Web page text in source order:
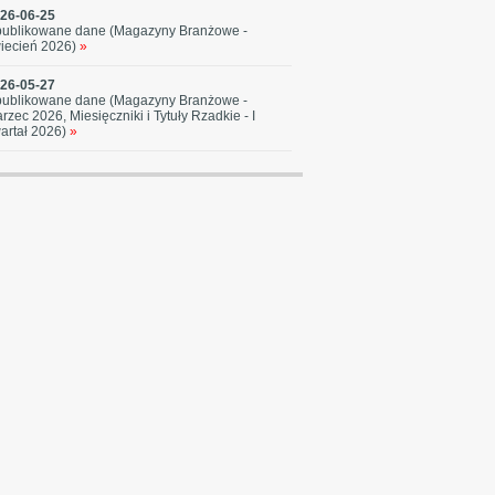
06-25
dane (Magazyny Branżowe -
2026) »
05-27
dane (Magazyny Branżowe -
2026, Miesięczniki i Tytuły Rzadkie - I
2026) »